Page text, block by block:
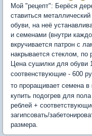
Мой "рецепт": Берёся
ставиться
обуви, на неё
и семенами (внутри
вкручивается патрон с
накрывается стеклом,
Цена сушилки для обуви
соотвенствующие - 600
то проращивает семена
купить подогрев для
реблей +
загипсовать/
размера.